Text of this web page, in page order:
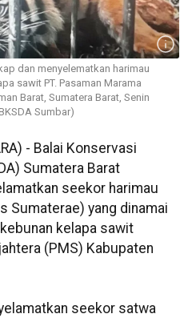
dan menyelematkan harimau
sawit PT. Pasaman Marama
Barat, Sumatera Barat, Senin
Sumbar)
- Balai Konservasi
Sumatera Barat
seekor harimau
Sumaterae) yang dinamai
kelapa sawit
(PMS) Kabupaten
seekor satwa